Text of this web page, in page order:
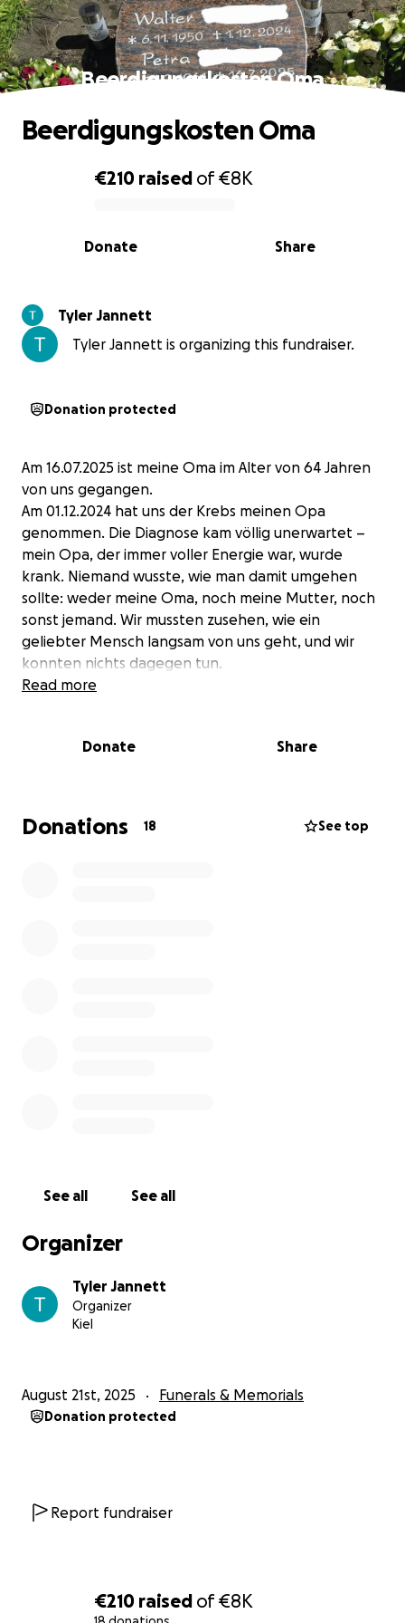
€210 raised of€8K
Beerdigungskosten Oma
0% complete
€210 raised of€8K
Share
Donate
Beerdigungskosten Oma
Tyler Jannett
Tyler Jannett is organizing this fundraiser.
Donation protected
Am 16.07.2025 ist meine Oma im Alter von 64 Jahren
von uns gegangen.
Am 01.12.2024 hat uns der Krebs meinen Opa
genommen. Die Diagnose kam völlig unerwartet –
mein Opa, der immer voller Energie war, wurde
krank. Niemand wusste, wie man damit umgehen
sollte: weder meine Oma, noch meine Mutter, noch
sonst jemand. Wir mussten zusehen, wie ein
geliebter Mensch langsam von uns geht, und wir
konnten nichts dagegen tun.
meine Oma bei uns zuhause aufgenommen, damit
haben alles versucht, damit sie wieder neuen
Lebensmut fasst, aber nichts hat geholfen. Sie hat
Read more
Donate Share
Donations 18 See top
See all See all
Organizer
Tyler Jannett
Organizer
Kiel
August 21st, 2025 Funerals & Memorials
Donation protected
Report fundraiser